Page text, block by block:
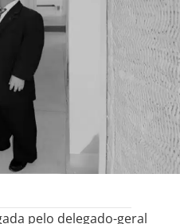
pelo delegado-geral